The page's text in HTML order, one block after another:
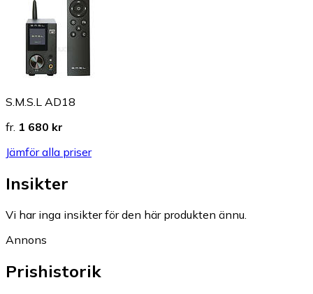
S.M.S.L AD18
fr. 1 680 kr
Jämför alla priser
Insikter
Vi har inga insikter för den här produkten ännu.
Annons
Prishistorik